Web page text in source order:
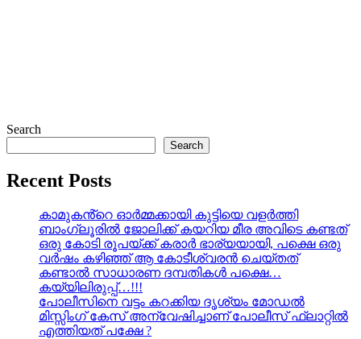
Search
Search
Recent Posts
കാമുകൻ്റെ ഓർമ്മക്കായി കുട്ടിയെ വളർത്തി
ബാംഗ്ലൂരിൽ ജോലിക്ക് കയറിയ മീര അവിടെ കണ്ടത്
ഒരു കോടി രൂപയ്ക്ക് കരാർ ഭാര്യയായി, പക്ഷെ ഒരു
വർഷം കഴിഞ്ഞ് ആ കോടീശ്വരൻ ചെയ്തത്
കണ്ടാൽ സാധാരണ ദമ്പതികൾ പക്ഷെ…
കയ്യിലിരുപ്പ്…!!!
പോലീസിനെ വട്ടം കറക്കിയ ദൃശ്യം മോഡല്‍
മിസ്സിംഗ് കേസ് അന്വേഷിച്ചാണ് പോലീസ് ഫ്ലാറ്റിൽ
എത്തിയത് പക്ഷേ ?